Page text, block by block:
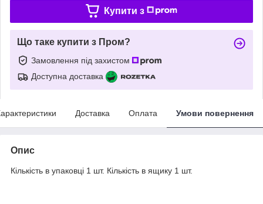
Купити з
Що таке купити з Пром?
Замовлення під захистом
Доступна доставка
Доставка Оплата Умови повернення
Опис
Кількість в упаковці 1 шт. Кількість в ящику 1 шт.